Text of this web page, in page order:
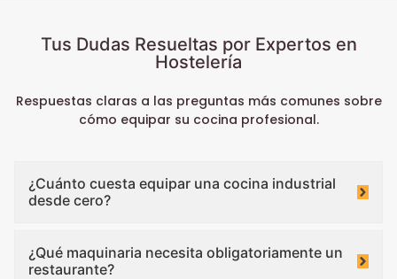
Tus Dudas Resueltas por Expertos en
Hostelería
Respuestas claras a las preguntas más comunes sobre
cómo equipar su cocina profesional.
¿Cuánto cuesta equipar una cocina industrial
desde cero?
¿Qué maquinaria necesita obligatoriamente un
restaurante?